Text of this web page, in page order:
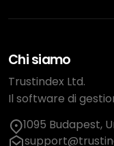
Chi siamo
Trustindex Ltd.
Il software di
1095 Budapest,